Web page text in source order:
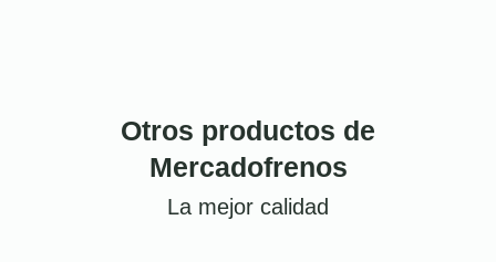
Otros productos de
Mercadofrenos
La mejor calidad